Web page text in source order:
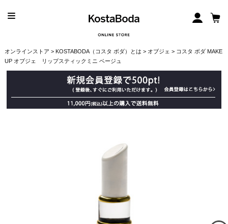
オンラインストア > KOSTABODA（コスタ ボダ）とは > オブジェ > コスタ ボダ MAKE
UP オブジェ リップスティックミニ ベージュ